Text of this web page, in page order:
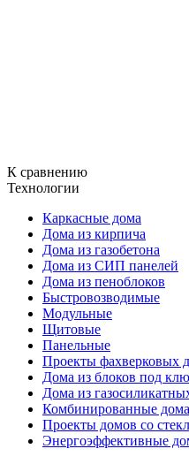
К сравнению
Технологии
Каркасные дома
Дома из кирпича
Дома из газобетона
Дома из СИП панелей
Дома из пеноблоков
Быстровозводимые
Модульные
Щитовые
Панельные
Проекты фахверковых
Дома из блоков под
Дома из
Комбинированные дома
Проекты домов со
Энергоэффективные